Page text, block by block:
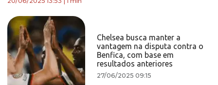
Chelsea busca manter a
vantagem na disputa contra o
Benfica, com base em
resultados anteriores
27/06/2025 09:15